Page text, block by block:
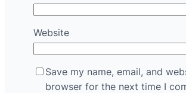
Website
Save my name, email, and
browser for the next time I